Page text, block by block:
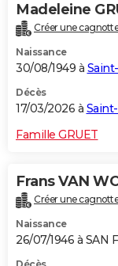
Alimentation
Guide de la santé
Maladies
Médicaments
Sommeil
VOYAGE
Destinations
City break
Voyage nature
Voyage de noces
Forum
Climat
+PHOTO
GUIDES D'ACHAT
Carte de Noël
Carte Bonne année
Carte Saint-Valentin
Carte Pâques
Carte d'anniversaire
DICTIONNAIRE
Dictionnaire
Biographies
Citations
Expressions
Proverbes
PROGRAMME TV
Madeleine
Créer une
Naissance
30/08/1949 à
Décès
17/03/2026 à
Famille GRUET
Frans VAN
Créer une
Naissance
26/07/1946 à SAN